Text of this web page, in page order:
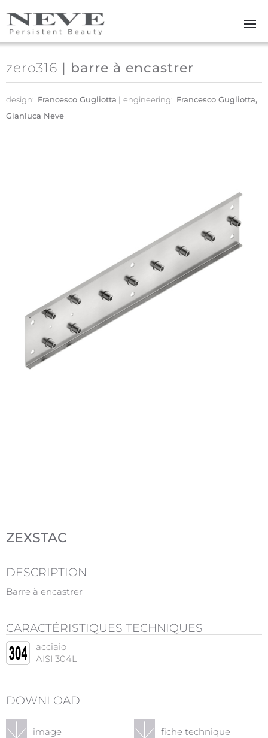
Skip to main content
zero316 | barre à encastrer
design: Francesco Gugliotta engineering: Francesco Gugliotta,
Gianluca Neve
ZEXSTAC
DESCRIPTION
Barre à encastrer
CARACTÉRISTIQUES TECHNIQUES
acciaio
AISI 304L
DOWNLOAD
image fiche technique